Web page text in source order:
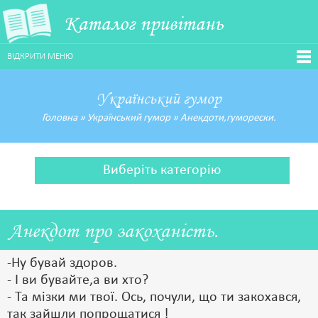
Каталог привітань
ВІДКРИТИ МЕНЮ
Український гумор
Головна» Український гумор» Анекдоти,гуморески.
Виберіть категорію
Анекдот про закоханість.
-Ну бувай здоров.
- І ви бувайте,а ви хто?
- Та мізки ми твої. Ось, почули, що ти закохався,
так зайшли попрощатися !